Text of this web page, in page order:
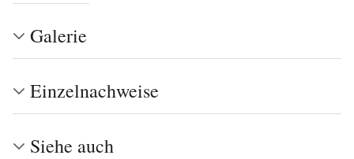
Galerie
Einzelnachweise
Siehe auch